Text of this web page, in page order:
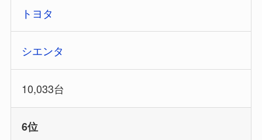
トヨタ
シエンタ
10,033台
6位